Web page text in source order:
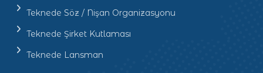
Teknede Söz / Nişan Organizasyonu
Teknede Şirket Kutlaması
Teknede Lansman